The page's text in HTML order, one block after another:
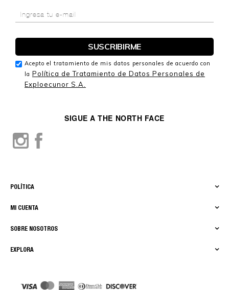
EXPLORA
SOBRE NOSOTROS
MI CUENTA
POLÍTICA
SIGUE A THE NORTH FACE
Acepto el tratamiento de mis datos personales de acuerdo con
la Política de Tratamiento de Datos Personales de
Exploecunor S.A.